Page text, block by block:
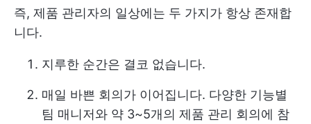
즉, 제품 관리자의 일상에는 두 가지가 항상 존재합
니다.
지루한 순간은 결코 없습니다.
매일 바쁜 회의가 이어집니다. 다양한 기능별
팀 매니저와 약 3~5개의 제품 관리 회의에 참